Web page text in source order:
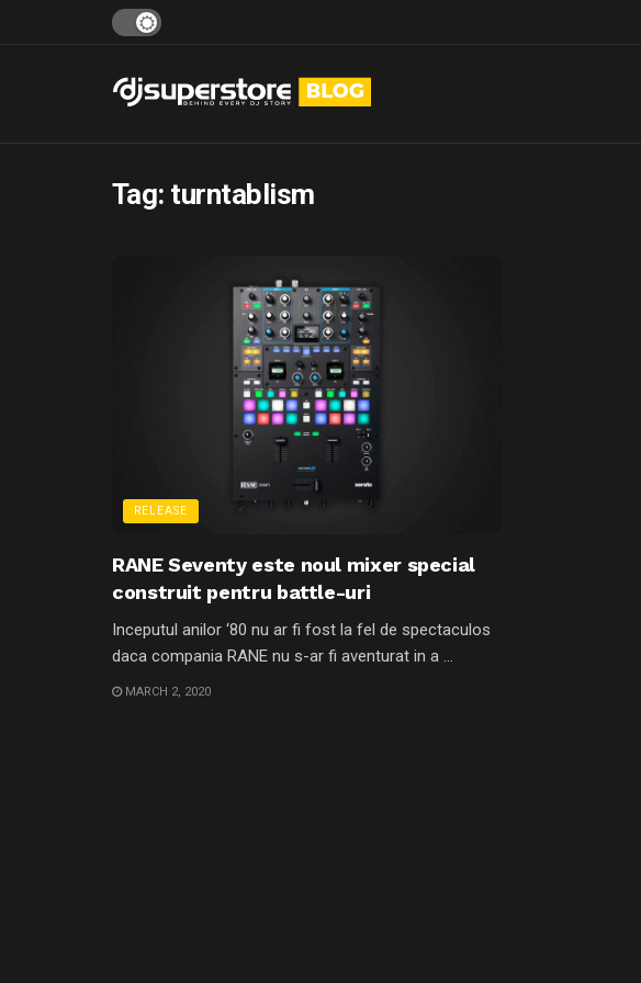
Tag: turntablism
RELEASE
RANE Seventy este noul mixer special
construit pentru battle-uri
Inceputul anilor ‘80 nu ar fi fost la fel de spectaculos
daca compania RANE nu s-ar fi aventurat in a ...
MARCH 2, 2020